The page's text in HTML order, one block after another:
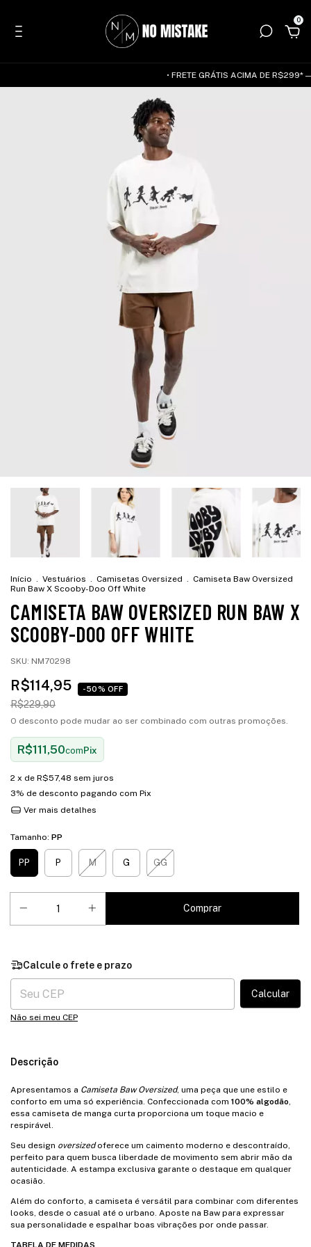
0
• FRETE GRÁTIS ACIMA DE R$299* —
Início . Vestuários . Camisetas Oversized . Camiseta Baw Oversized
Run Baw X Scooby-Doo Off White
CAMISETA BAW OVERSIZED RUN BAW X
SCOOBY-DOO OFF WHITE
SKU: NM70298
R$114,95 -50% OFF
R$229,90
O desconto pode mudar ao ser combinado com outras promoções.
R$111,50com Pix
2 x de R$57,48 sem juros
3% de desconto pagando com Pix
Ver mais detalhes
Tamanho: PP
PP P M G GG
Entregas para o CEP:
Calcular
Não sei meu CEP
Descrição
Apresentamos a Camiseta Baw Oversized, uma peça que une estilo e
conforto em uma só experiência. Confeccionada com 100% algodão
essa camiseta de manga curta proporciona um toque macio e
respirável.
Seu design oversizedoferece um caimento moderno e descontraído,
perfeito para quem busca liberdade de movimento sem abrir mão da
autenticidade. A estampa exclusiva garante o destaque em qualquer
ocasião.
Além do conforto, a camiseta é versátil para combinar com diferentes
looks, desde o casual até o urbano. Aposte na Baw para expressar
sua personalidade e espalhar boas vibrações por onde passar.
TABELA DE MEDIDAS